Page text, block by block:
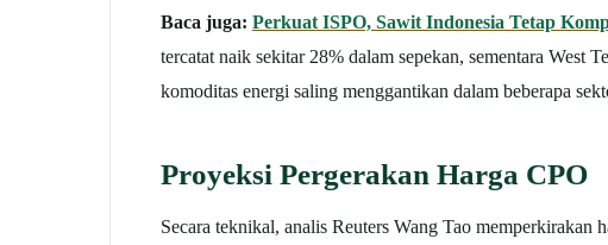
Baca juga: Perkuat ISPO, Sawit Indonesia Tetap
tercatat naik sekitar 28% dalam sepekan, sementara
komoditas energi saling menggantikan dalam beberapa
Proyeksi Pergerakan Harga CPO
Secara teknikal, analis Reuters Wang Tao